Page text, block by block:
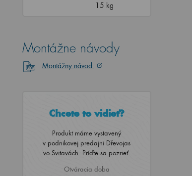
15 kg
Montážne návody
Montážny návod
Chcete to vidieť?
Produkt máme vystavený
v podnikovej predajni Dřevojas
vo Svitavách. Príďte sa pozrieť.
Otváracia doba